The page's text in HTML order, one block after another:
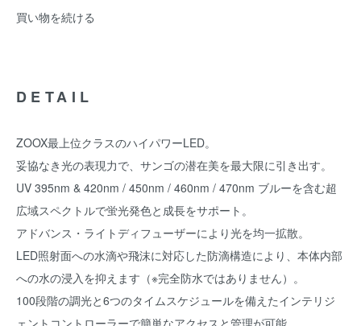
買い物を続ける
DETAIL
ZOOX最上位クラスのハイパワーLED。
妥協なき光の表現力で、サンゴの潜在美を最大限に引き出す。
UV 395nm & 420nm / 450nm / 460nm / 470nm ブルーを含む超
広域スペクトルで蛍光発色と成長をサポート。
アドバンス・ライトディフューザーにより光を均一拡散。
LED照射面への水滴や飛沫に対応した防滴構造により、本体内部
への水の浸入を抑えます（※完全防水ではありません）。
100段階の調光と6つのタイムスケジュールを備えたインテリジ
ェントコントローラーで簡単なアクセスと管理が可能。